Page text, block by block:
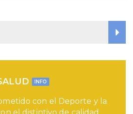
INFO
con el Deporte y la